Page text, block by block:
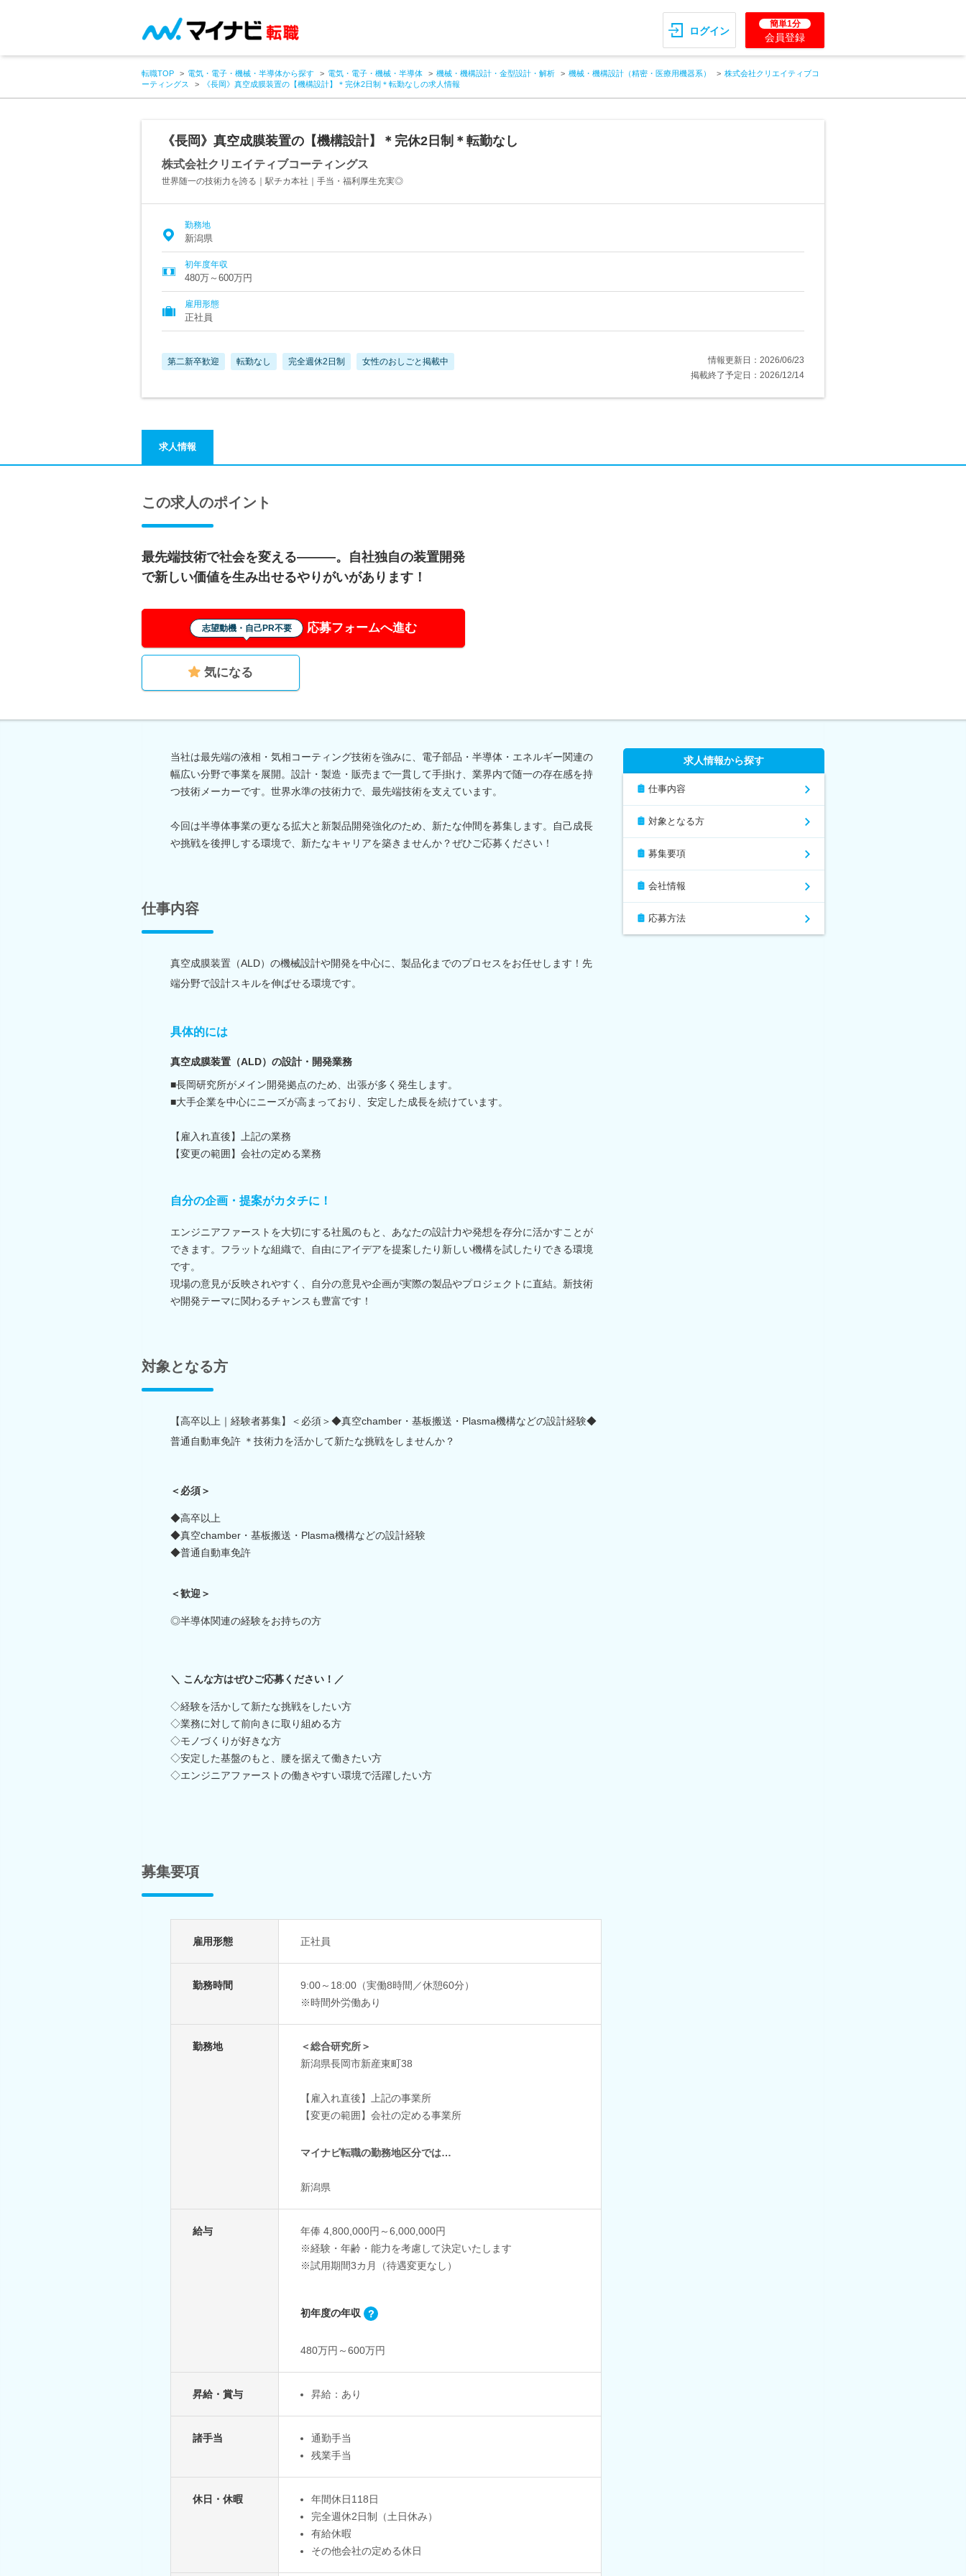
ログイン
簡単1分
会員登録
転職TOP 電気・電子・機械・半導体から探す 電気・電子・機械・半導体 機械・機構設計・金型設計・解析 機械・機構設計（精密・医療用機器系）
株式会社クリエイティブコ
ーティングス
《長岡》真空成膜装置の【機構設計】＊完休2日制＊転勤なしの求人情報
《長岡》真空成膜装置の【機構設計】＊完休2日制＊転勤なし
株式会社クリエイティブコーティングス
世界随一の技術力を誇る｜駅チカ本社｜手当・福利厚生充実◎
勤務地
新潟県
初年度年収
480万～600万円
雇用形態
正社員
第二新卒歓迎 転勤なし 完全週休2日制 女性のおしごと掲載中
情報更新日：2026/06/23
掲載終了予定日：2026/12/14
求人情報
この求人のポイント
最先端技術で社会を変える―――。自社独自の装置開発
で新しい価値を生み出せるやりがいがあります！
志望動機・自己PR不要 応募フォームへ進む
気になる
当社は最先端の液相・気相コーティング技術を強みに、電子部品・半導体・エネルギー関連の
幅広い分野で事業を展開。設計・製造・販売まで一貫して手掛け、業界内で随一の存在感を持
つ技術メーカーです。世界水準の技術力で、最先端技術を支えています。
今回は半導体事業の更なる拡大と新製品開発強化のため、新たな仲間を募集します。自己成長
や挑戦を後押しする環境で、新たなキャリアを築きませんか？ぜひご応募ください！
仕事内容
真空成膜装置（ALD）の機械設計や開発を中心に、製品化までのプロセスをお任せします！先
端分野で設計スキルを伸ばせる環境です。
具体的には
真空成膜装置（ALD）の設計・開発業務
■長岡研究所がメイン開発拠点のため、出張が多く発生します。
■大手企業を中心にニーズが高まっており、安定した成長を続けています。
【雇入れ直後】上記の業務
【変更の範囲】会社の定める業務
自分の企画・提案がカタチに！
エンジニアファーストを大切にする社風のもと、あなたの設計力や発想を存分に活かすことが
できます。フラットな組織で、自由にアイデアを提案したり新しい機構を試したりできる環境
です。
現場の意見が反映されやすく、自分の意見や企画が実際の製品やプロジェクトに直結。新技術
や開発テーマに関わるチャンスも豊富です！
対象となる方
【高卒以上｜経験者募集】＜必須＞◆真空chamber・基板搬送・Plasma機構などの設計経験◆
普通自動車免許 ＊技術力を活かして新たな挑戦をしませんか？
＜必須＞
◆高卒以上
◆真空chamber・基板搬送・Plasma機構などの設計経験
◆普通自動車免許
＜歓迎＞
◎半導体関連の経験をお持ちの方
＼ こんな方はぜひご応募ください！／
◇経験を活かして新たな挑戦をしたい方
◇業務に対して前向きに取り組める方
◇モノづくりが好きな方
◇安定した基盤のもと、腰を据えて働きたい方
◇エンジニアファーストの働きやすい環境で活躍したい方
募集要項
雇用形態 正社員
勤務時間
9:00～18:00（実働8時間／休憩60分）
※時間外労働あり
勤務地
＜総合研究所＞
新潟県長岡市新産東町38
【雇入れ直後】上記の事業所
【変更の範囲】会社の定める事業所
マイナビ転職の勤務地区分では…
新潟県
給与
年俸 4,800,000円～6,000,000円
※経験・年齢・能力を考慮して決定いたします
※試用期間3カ月（待遇変更なし）
初年度の年収
480万円～600万円
昇給・賞与 昇給：あり
諸手当
通勤手当
残業手当
休日・休暇
年間休日118日
完全週休2日制（土日休み）
有給休暇
その他会社の定める休日
求人情報から探す
仕事内容
対象となる方
募集要項
会社情報
応募方法